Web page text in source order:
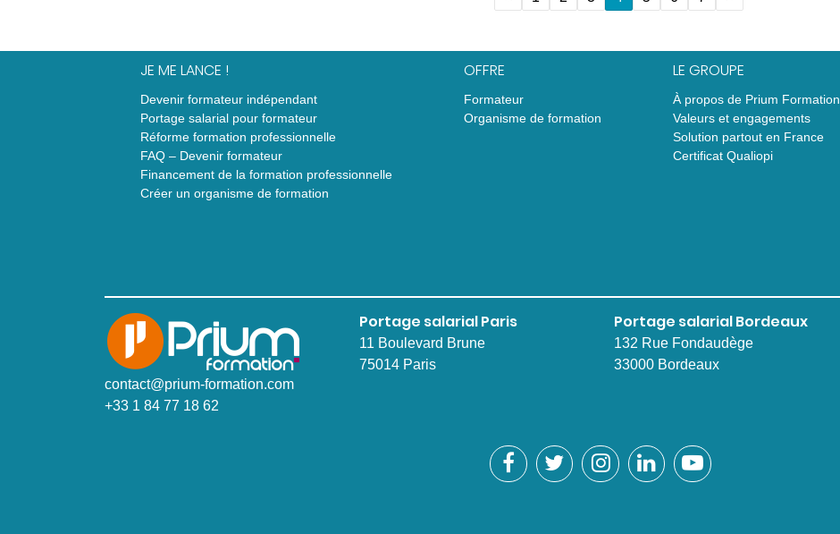
JE ME LANCE !
Devenir formateur indépendant
Portage salarial pour formateur
Réforme formation professionnelle
FAQ – Devenir formateur
Financement de la formation professionnelle
Créer un organisme de formation
OFFRE
Formateur
Organisme de formation
LE GROUPE
À propos de Prium Formation
Valeurs et engagements
Solution partout en France
Certificat Qualiopi
contact@prium-formation.com
+33 1 84 77 18 62
Portage salarial Paris
11 Boulevard Brune
75014 Paris
Portage salarial Bordeaux
132 Rue Fondaudège
33000 Bordeaux